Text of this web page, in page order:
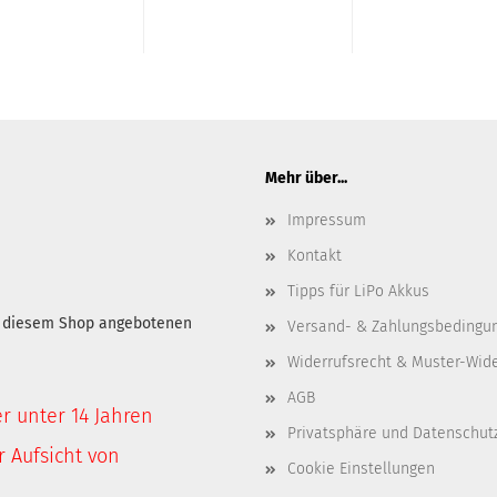
Shop angebotenen
unter 14 Jahren
Aufsicht von
Mehr über...
Impressum
Kontakt
Tipps für LiPo Akkus
Versand- &
Widerrufsrecht & Muster-
AGB
Privatsphäre und
Cookie Einstellungen